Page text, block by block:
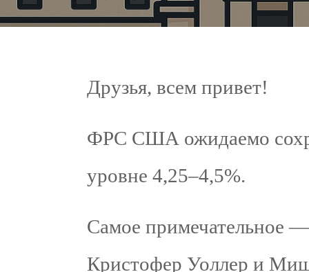
Друзья, всем привет!
ФРС США ожидаемо
уровне 4,25–4,5%.
Самое примечательное
Кристофер Уоллер и